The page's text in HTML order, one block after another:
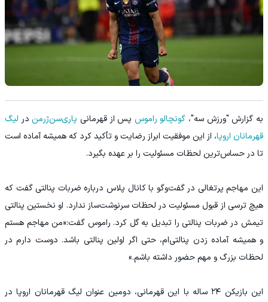
به گزارش "ورزش سه"، گونچالو راموس پس از قهرمانی پاری‌سن‌ژرمن در لیگ
قهرمانان اروپا، از این موفقیت ابراز رضایت و تأکید کرد که همیشه آماده است
تا در حساس‌ترین لحظات مسئولیت را بر عهده بگیرد.
این مهاجم پرتغالی در گفت‌وگو با کانال پلاس درباره ضربات پنالتی گفت که
هیچ ترسی از قبول مسئولیت در لحظات سرنوشت‌ساز ندارد. او نخستین پنالتی
تیمش در ضربات پنالتی را تبدیل به گل کرد. راموس گفت:«من مهاجم هستم
و همیشه آماده زدن پنالتی‌ام، حتی اگر اولین پنالتی باشد. دوست دارم در
لحظات بزرگ و مهم حضور داشته باشم.»
این بازیکن ۲۴ ساله با این قهرمانی، دومین عنوان لیگ قهرمانان اروپا در